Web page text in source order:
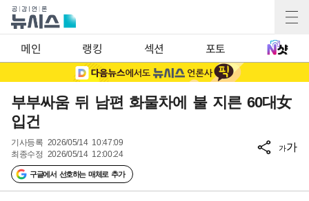
메인 랭킹 섹션 포토
부부싸움 뒤 남편 화물차에 불 지른 60대女
입건
기사등록 2026/05/14 10:47:09
최종수정 2026/05/14 12:00:24
구글에서 선호하는 매체로 추가
가가